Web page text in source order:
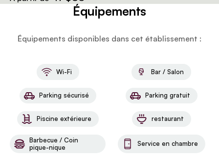
Équipements
Équipements disponibles dans cet établissement :
Wi-Fi Bar / Salon
Parking sécurisé Parking gratuit
Piscine extérieure restaurant
Barbecue / Coin
pique-nique
Service en chambre